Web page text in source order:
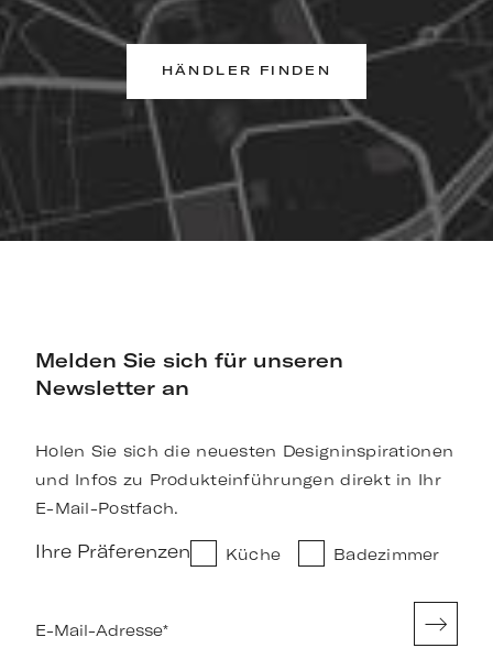
HÄNDLER FINDEN
Melden Sie sich für unseren
Newsletter an
Holen Sie sich die neuesten Designinspirationen
und Infos zu Produkteinführungen direkt in Ihr
E-Mail-Postfach.
Ihre Präferenzen Küche Badezimmer
E-Mail-Adresse*